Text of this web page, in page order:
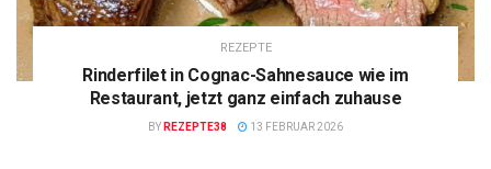
REZEPTE
Rinderfilet in Cognac-Sahnesauce wie im
Restaurant, jetzt ganz einfach zuhause
BY REZEPTE38 13 FEBRUAR 2026